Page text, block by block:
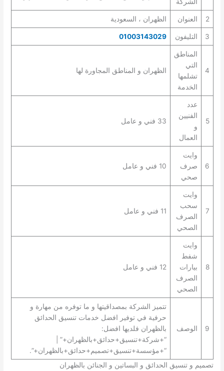
2 العنوان الظهران ، السعودية
3 التليفون 01003143029
4
المناطق
التي
تشلمها
الخدمة
الظهران و المناطق المجاورة لها
5
عدد
الفنيين
و
العمال
33 فني و عامل
6
وايت
صرف
صحي
10 فني و عامل
7
وايت
سحب
الصرف
الصحي
11 فني و عامل
8
وايت
شفط
بيارات
الصرف
الصحي
12 فني و عامل
9 الوصف
تتميز الشركة بمصداقيتها و ما توفره من مهارة و
حرفية في توفير افضل خدمات تنسيق الحدائق
بالظهران فلديها افضل:
“+شركة+تنسيق+حدائق+بالظهران+” |
“+مؤسسة+تنسيق+تصميم+حدائق+بالظهران+”.
تصميم و تنسيق الحدائق و البساتين و الجنائن بالظهران